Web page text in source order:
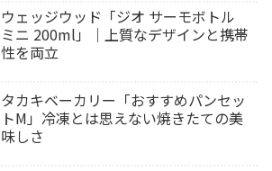
ウェッジウッド「ジオ サーモボトル
ミニ 200ml」｜上質なデザインと携帯
性を両立
タカキベーカリー「おすすめパンセッ
トM」冷凍とは思えない焼きたての美
味しさ